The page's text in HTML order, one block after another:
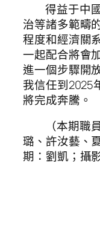
得益于中
治等諸多範疇
程度和經濟關
一起配合將會
進一個步驟開
我信任到2025
將完成奔騰。
（本期職
璐、許汝藝、
期：劉凱；攝